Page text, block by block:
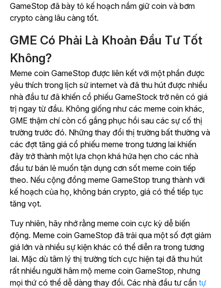
GameStop đã bày tỏ kế hoạch nắm giữ coin và bơm
crypto càng lâu càng tốt.
GME Có Phải Là Khoản Đầu Tư Tốt
Không?
Meme coin GameStop được liên kết với một phần được
yêu thích trong lịch sử internet và đã thu hút được nhiều
nhà đầu tư đã khiến cổ phiếu GameStock trở nên có giá
trị ngay từ đầu. Không giống như các meme coin khác,
GME thậm chí còn cố gắng phục hồi sau các sự cố thị
trường trước đó. Những thay đổi thị trường bất thường và
các đợt tăng giá cổ phiếu meme trong tương lai khiến
đây trở thành một lựa chọn khá hứa hẹn cho các nhà
đầu tư bán lẻ muốn tận dụng cơn sốt meme coin tiếp
theo. Nếu cộng đồng meme GameStop trung thành với
kế hoạch của họ, không bán crypto, giá có thể tiếp tục
tăng vọt.
Tuy nhiên, hãy nhớ rằng meme coin cực kỳ dễ biến
động. Meme coin GameStop đã trải qua một số đợt giảm
giá lớn và nhiều sự kiện khác có thể diễn ra trong tương
lai. Mặc dù tâm lý thị trường tích cực hiện tại đã thu hút
rất nhiều người hâm mộ meme coin GameStop, nhưng
mọi thứ có thể dễ dàng thay đổi. Các nhà đầu tư cần tự